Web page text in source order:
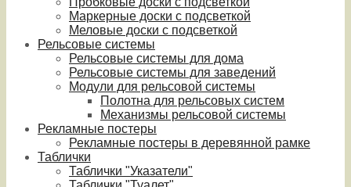
Маркерные доски с подсветкой
Меловые доски с подсветкой
Рельсовые системы
Рельсовые системы для дома
Рельсовые системы для заведений
Модули для рельсовой системы
Полотна для рельсовых систем
Механизмы рельсовой системы
Рекламные постеры
Рекламные постеры в деревянной рамке
Таблички
Таблички "Указатели"